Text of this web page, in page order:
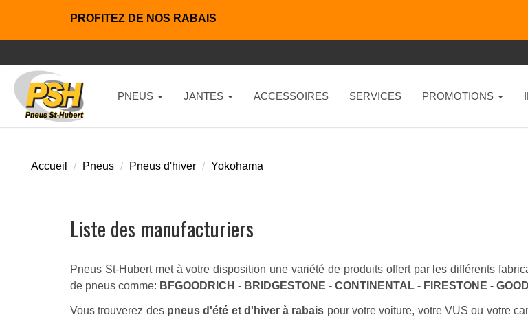
PROFITEZ DE NOS RABAIS
PNEUS JANTES ACCESSOIRES SERVICES PROMOTIONS
Accueil Pneus Pneus d'hiver Yokohama
Liste des manufacturiers
Pneus St-Hubert met à votre disposition une variété de produits offert par les différents
de pneus comme: BFGOODRICH - BRIDGESTONE - CONTINENTAL - FIRESTONE -
Vous trouverez des pneus d'été et d'hiver à rabais pour votre voiture, votre VUS ou votre